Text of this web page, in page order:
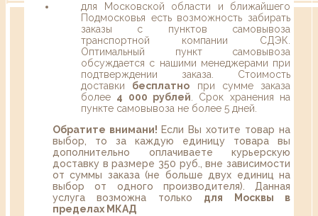
для Московской области и ближайшего
Подмосковья есть возможность забирать
заказы с пунктов самовывоза
транспортной компании СДЭК.
Оптимальный пункт самовывоза
обсуждается с нашими менеджерами при
подтверждении заказа. Стоимость
доставки бесплатно при сумме заказа
более 4 000 рублей . Срок хранения на
пункте самовывоза не более 5 дней.
Обратите внимани! Если Вы хотите товар на
выбор, то за каждую единицу товара вы
дополнительно оплачиваете курьерскую
доставку в размере 350 руб., вне зависимости
от суммы заказа (не больше двух единиц на
выбор от одного производителя). Данная
услуга возможна только для Москвы в
пределах МКАД